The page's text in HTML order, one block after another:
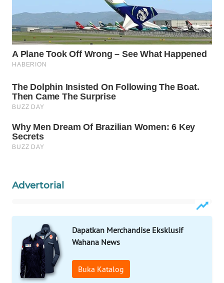
Advertorial
Dapatkan Merchandise Eksklusif
Wahana News
Buka Katalog
WN
KUNINGAN
WN
MAJALENGKA
SUBANG
WN
PRIANGAN
TIMUR
WN